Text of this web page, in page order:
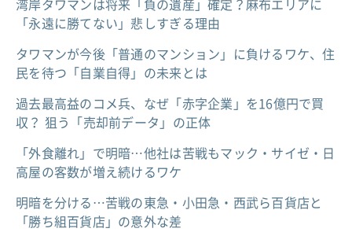
湾岸タワマンは将来「負の遺産」確定？麻布エリアに
「永遠に勝てない」悲しすぎる理由
タワマンが今後「普通のマンション」に負けるワケ、住
民を待つ「自業自得」の未来とは
過去最高益のコメ兵、なぜ「赤字企業」を16億円で買
収？ 狙う「売却前データ」の正体
「外食離れ」で明暗…他社は苦戦もマック・サイゼ・日
高屋の客数が増え続けるワケ
明暗を分ける…苦戦の東急・小田急・西武ら百貨店と
「勝ち組百貨店」の意外な差